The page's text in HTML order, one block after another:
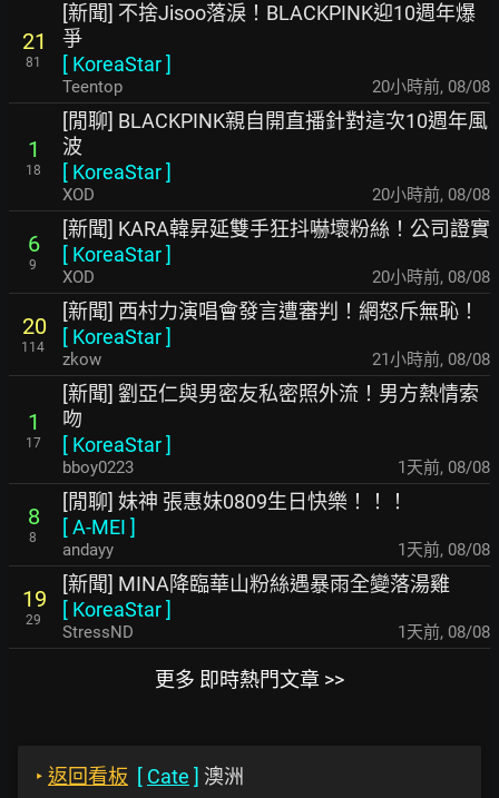
21
81
[新聞] 不捨Jisoo落淚！BLACKPINK迎10週年爆
爭
[ KoreaStar]
Teentop 20小時前, 08/08
1
18
[閒聊] BLACKPINK親自開直播針對這次10週年風
波
[ KoreaStar]
XOD 20小時前, 08/08
6
9
[新聞] KARA韓昇延雙手狂抖嚇壞粉絲！公司證實
[ KoreaStar]
XOD 20小時前, 08/08
20
114
[新聞] 西村力演唱會發言遭審判！網怒斥無恥！
[ KoreaStar]
zkow 21小時前, 08/08
1
17
[新聞] 劉亞仁與男密友私密照外流！男方熱情索
吻
[ KoreaStar]
bboy0223 1天前, 08/08
8
8
[閒聊] 妹神 張惠妹0809生日快樂！！！
[A-MEI ]
andayy 1天前, 08/08
19
29
[新聞] MINA降臨華山粉絲遇暴雨全變落湯雞
[ KoreaStar]
StressND 1天前, 08/08
更多 即時熱門文章 >>
‣ 返回看板 [ Cate ] 澳洲